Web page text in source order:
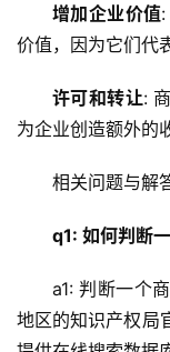
增加企业价值
价值，因为它们代
许可和转让:
为企业创造额外的
相关问题与解
q1: 如何判断
a1: 判断一个
地区的知识产权局